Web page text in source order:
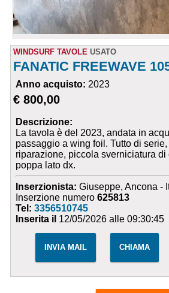
WINDSURF TAVOLE USATO
FANATIC FREEWAVE
Anno acquisto: 2023
€ 800,00
Descrizione:
La tavola è del 2023, andata in
passaggio a wing foil. Tutto di
riparazione, piccola sverniciatura di
poppa lato dx.
Inserzionista: Giuseppe, Ancona -
Inserzione numero625813
Tel:3356510745
Inserita il 12/05/2026 alle 09:30:45
INVIA MAIL CHIAMA